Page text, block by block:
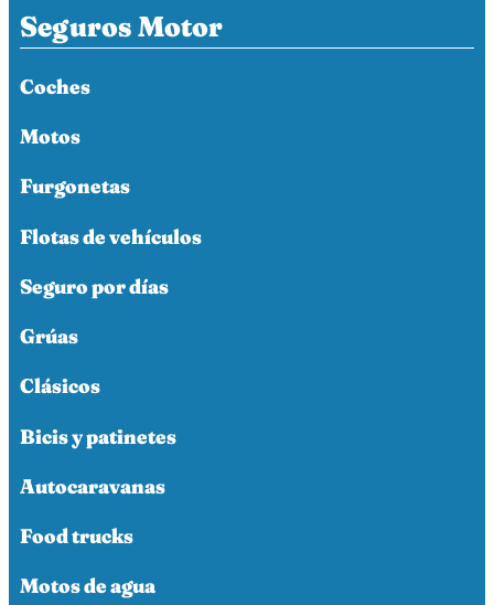
Seguros Motor
Coches
Motos
Furgonetas
Flotas de vehículos
Seguro por días
Grúas
Clásicos
Bicis y patinetes
Autocaravanas
Food trucks
Motos de agua